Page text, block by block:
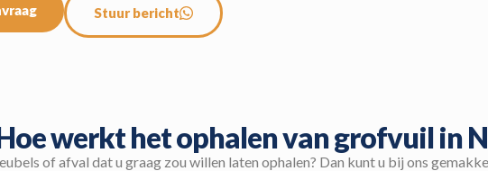
Stuur bericht
werkt het ophalen van grofvuil in
of afval dat u graag zou willen laten ophalen? Dan kunt u bij ons